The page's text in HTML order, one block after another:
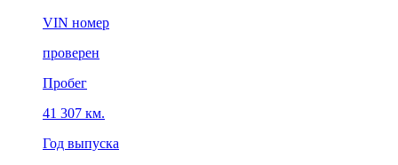
VIN номер
проверен
Пробег
41 307 км.
Год выпуска